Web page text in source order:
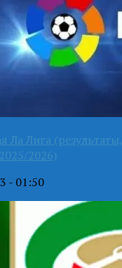
Ла Лига (результаты,
2026)
- 01:50